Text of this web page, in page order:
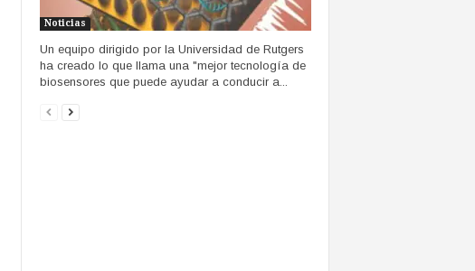
Noticias
Un equipo dirigido por la Universidad de Rutgers
ha creado lo que llama una "mejor tecnología de
biosensores que puede ayudar a conducir a...